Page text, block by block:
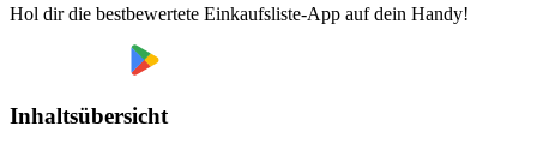
Hol dir die bestbewertete Einkaufsliste-App auf dein Handy!
Inhaltsübersicht